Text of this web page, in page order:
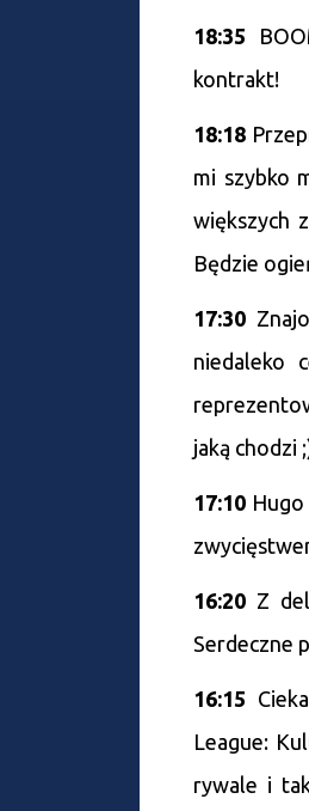
18:35
kontrakt!
18:18
mi szybko
większych
Będzie
17:30
niedaleko
jaką chodzi
17:10
16:20 Z
Serdeczne
16:15
League:
rywale i